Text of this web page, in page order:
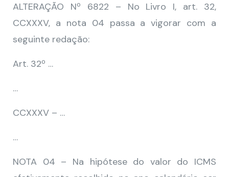
ALTERAÇÃO Nº 6822 – No Livro I, art. 32,
CCXXXV, a nota 04 passa a vigorar com a
seguinte redação:
Art. 32º …
…
CCXXXV – …
…
NOTA 04 – Na hipótese do valor do ICMS